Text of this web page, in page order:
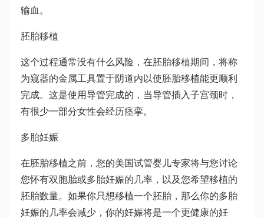
输血。
胚胎移植
这个过程通常没有什么风险，在胚胎移植期间，将称
为窥器的金属工具置于阴道内以使胚胎移植能更顺利
完成。这是使用导管完成的，当导管插入子宫颈时，
有很少一部分女性会经历痉挛。
多胎妊娠
在胚胎移植之前，您的美国试管婴儿专家将与您讨论
您怀有双胞胎或多胎妊娠的几率，以及您希望移植的
胚胎数量。如果你只想移植一个胚胎，那么你的多胎
妊娠的几率会减少，你的妊娠将是一个更健康的妊